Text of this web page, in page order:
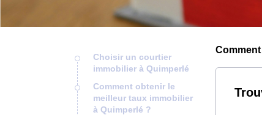
Choisir un courtier
immobilier à Quimperlé
Comment obtenir le
meilleur taux immobilier
à Quimperlé ?